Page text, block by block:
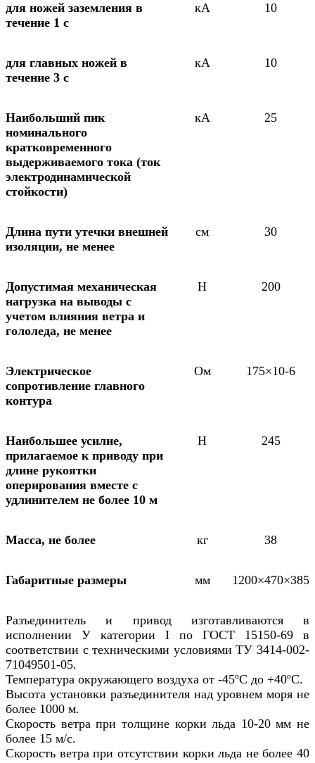
для ножей заземления в
течение 1 с
кА 10
для главных ножей в
течение 3 с
кА 10
Наибольший пик
номинального
кратковременного
выдерживаемого тока (ток
электродинамической
стойкости)
кА 25
Длина пути утечки внешней
изоляции, не менее
см 30
Допустимая механическая
нагрузка на выводы с
учетом влияния ветра и
гололеда, не менее
Н 200
Электрическое
сопротивление главного
контура
Ом 175×10-6
Наибольшее усилие,
прилагаемое к приводу при
длине рукоятки
оперирования вместе с
удлинителем не более 10 м
Н 245
Масса, не более кг 38
Габаритные размеры мм 1200×470×385
Разъединитель и привод изготавливаются в
исполнении У категории I по ГОСТ 15150-69 в
соответствии с техническими условиями ТУ 3414-002-
71049501-05.
Температура окружающего воздуха от -45ºC до +40ºC.
Высота установки разъединителя над уровнем моря не
более 1000 м.
Скорость ветра при толщине корки льда 10-20 мм не
более 15 м/с.
Скорость ветра при отсутствии корки льда не более 40